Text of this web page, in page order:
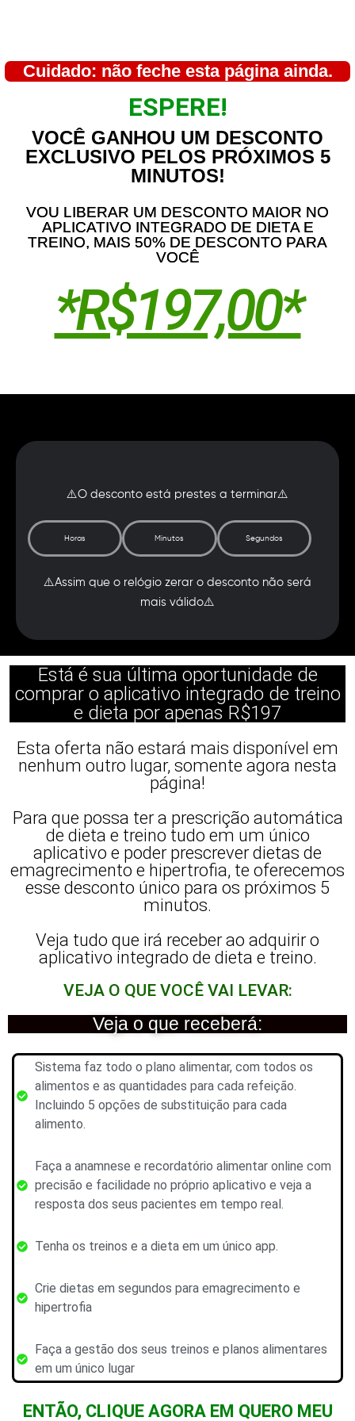
Cuidado: não feche esta página ainda.​
ESPERE!
VOCÊ GANHOU UM DESCONTO
EXCLUSIVO PELOS PRÓXIMOS 5
MINUTOS!​
VOU LIBERAR UM DESCONTO MAIOR NO
APLICATIVO INTEGRADO DE DIETA E
TREINO, MAIS 50% DE DESCONTO PARA
VOCÊ
*R$197,00*
⚠️O desconto está prestes a terminar⚠️
Horas Minutos Segundos
⚠️Assim que o relógio zerar o desconto não será
mais válido⚠️
Está é sua última oportunidade de
comprar o aplicativo integrado de treino
e dieta por apenas R$197
Esta oferta não estará mais disponível em
nenhum outro lugar, somente agora nesta
página!
Para que possa ter a prescrição automática
de dieta e treino tudo em um único
aplicativo e poder prescrever dietas de
emagrecimento e hipertrofia, te oferecemos
esse desconto único para os próximos 5
minutos.
Veja tudo que irá receber ao adquirir o
aplicativo integrado de dieta e treino.
VEJA O QUE VOCÊ VAI LEVAR:
Veja o que receberá:
Sistema faz todo o plano alimentar, com todos os
alimentos e as quantidades para cada refeição.
Incluindo 5 opções de substituição para cada
alimento.
Faça a anamnese e recordatório alimentar online com
precisão e facilidade no próprio aplicativo e veja a
resposta dos seus pacientes em tempo real.
Tenha os treinos e a dieta em um único app.
Crie dietas em segundos para emagrecimento e
hipertrofia
Faça a gestão dos seus treinos e planos alimentares
em um único lugar
ENTÃO, CLIQUE AGORA EM QUERO MEU